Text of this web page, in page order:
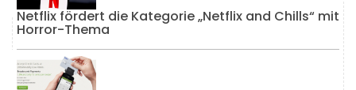
Netflix fördert die Kategorie „Netflix and Chills“ mit
Horror-Thema